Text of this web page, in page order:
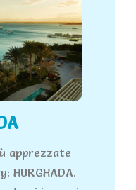
apprezzate
HURGHADA.